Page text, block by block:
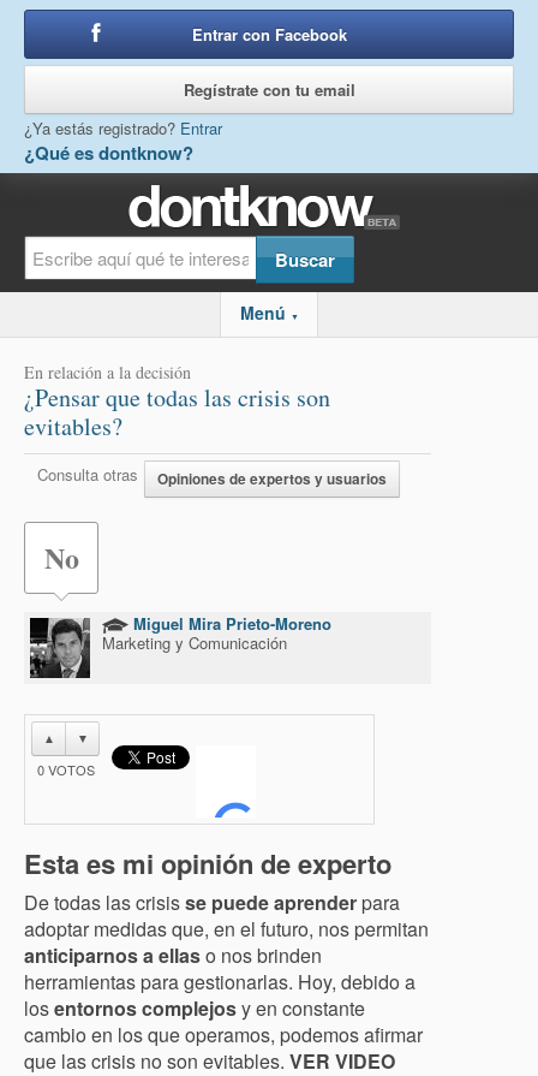
¿Qué es dontknow?
Entrar con Facebook
Regístrate con tu email
¿Ya estás registrado? Entrar
Menú ▼
En relación a la decisión
¿Pensar que todas las crisis son
evitables?
Consulta otras Opiniones de expertos y usuarios
No
Miguel Mira Prieto-Moreno
Marketing y Comunicación
▲ ▼
0VOTOS
Esta es mi opinión de experto
De todas las crisisse puede aprender para
adoptar medidas que, en el futuro, nos permitan
anticiparnos a ellaso nos brinden
herramientas para gestionarlas. Hoy, debido a
losentornos complejosy en constante
cambio en los que operamos, podemos afirmar
que las crisis no son evitables. VER VIDEO